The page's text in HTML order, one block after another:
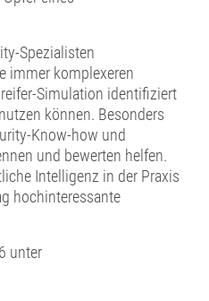
Spezialisten
immer komplexeren
Simulation identifiziert
können. Besonders
Know-how und
und bewerten helfen.
Intelligenz in der Praxis
hochinteressante
unter